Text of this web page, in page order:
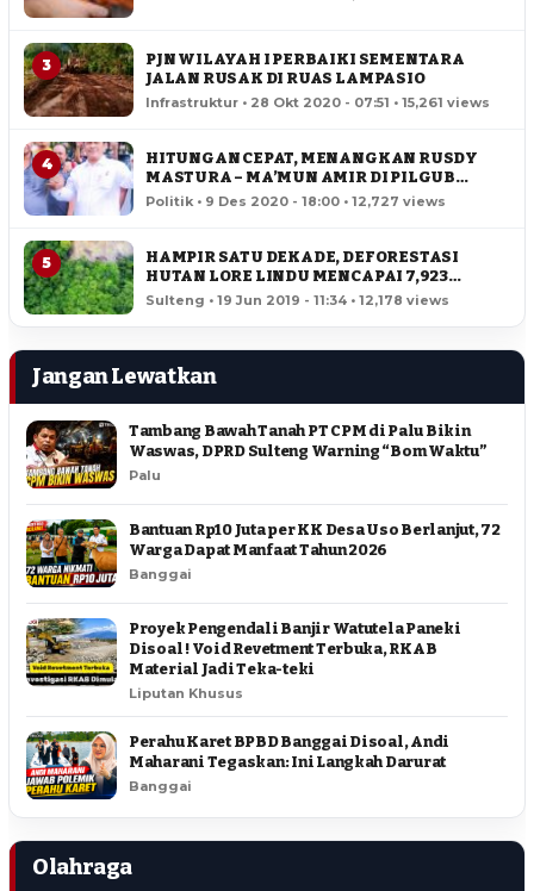
3
PJN WILAYAH I PERBAIKI SEMENTARA
JALAN RUSAK DI RUAS LAMPASIO
Infrastruktur • 28 Okt 2020 - 07:51 • 15,261 views
4
HITUNGAN CEPAT, MENANGKAN RUSDY
MASTURA – MA’MUN AMIR DI PILGUB
SULTENG
Politik • 9 Des 2020 - 18:00 • 12,727 views
5
HAMPIR SATU DEKADE, DEFORESTASI
HUTAN LORE LINDU MENCAPAI 7,923
HEKTAR
Sulteng • 19 Jun 2019 - 11:34 • 12,178 views
Jangan Lewatkan
Tambang Bawah Tanah PT CPM di Palu Bikin
Waswas, DPRD Sulteng Warning “Bom Waktu”
Palu
Bantuan Rp10 Juta per KK Desa Uso Berlanjut, 72
Warga Dapat Manfaat Tahun 2026
Banggai
Proyek Pengendali Banjir Watutela Paneki
Disoal ! Void Revetment Terbuka, RKAB
Material Jadi Teka-teki
Liputan Khusus
Perahu Karet BPBD Banggai Disoal, Andi
Maharani Tegaskan: Ini Langkah Darurat
Banggai
Olahraga